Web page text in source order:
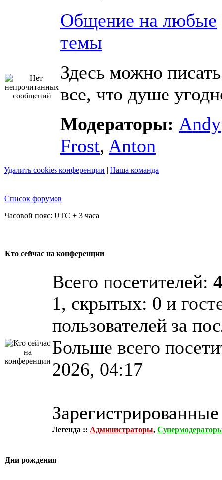
Общение на любые
темы
Здесь можно писать
все, что душе
Модераторы: Andy
Frost, Anton
Удалить cookies конференции | Наша команда
Список форумов
Часовой пояс: UTC + 3 часа
Кто сейчас на конференции
Всего посетителей:
1, скрытых: 0 и
пользователей за
Больше всего
2026, 04:17
Легенда :: Администраторы,
Дни рождения